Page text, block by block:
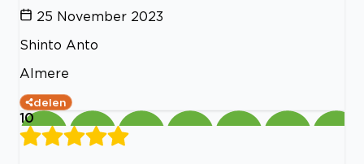
25 November 2023
Shinto Anto
Almere
delen
10